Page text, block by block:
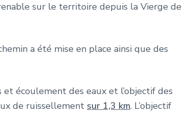
sur le territoire depuis la Vierge de
a été mise en place ainsi que des
écoulement des eaux et l’objectif des
de ruissellement sur 1,3 km. L’objectif